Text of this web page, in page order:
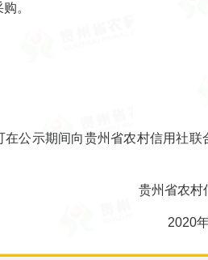
。
公示期间向贵州省农村信用社联
贵州省农村
2020年